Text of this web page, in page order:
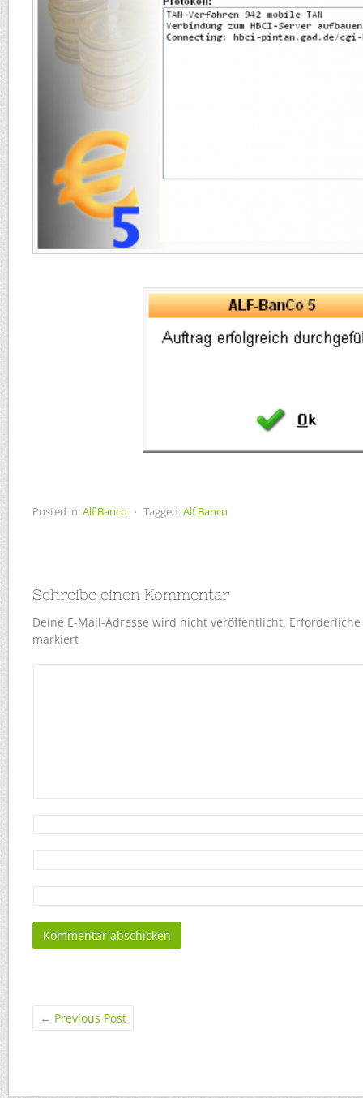
Posted in:Alf Banco ⋅ Tagged:Alf Banco
Schreibe einen Kommentar
Deine E-Mail-Adresse wird nicht veröffentlicht.
markiert
← Previous Post